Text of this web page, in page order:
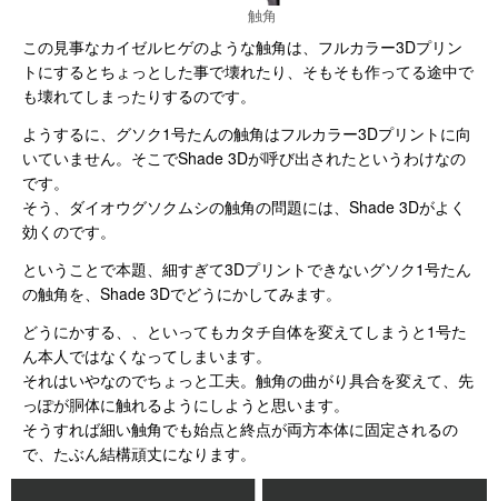
触角
この見事なカイゼルヒゲのような触角は、フルカラー3Dプリン
トにするとちょっとした事で壊れたり、そもそも作ってる途中で
も壊れてしまったりするのです。
ようするに、グソク1号たんの触角はフルカラー3Dプリントに向
いていません。そこでShade 3Dが呼び出されたというわけなの
です。
そう、ダイオウグソクムシの触角の問題には、Shade 3Dがよく
効くのです。
ということで本題、細すぎて3Dプリントできないグソク1号たん
の触角を、Shade 3Dでどうにかしてみます。
どうにかする、、といってもカタチ自体を変えてしまうと1号た
ん本人ではなくなってしまいます。
それはいやなのでちょっと工夫。触角の曲がり具合を変えて、先
っぽが胴体に触れるようにしようと思います。
そうすれば細い触角でも始点と終点が両方本体に固定されるの
で、たぶん結構頑丈になります。